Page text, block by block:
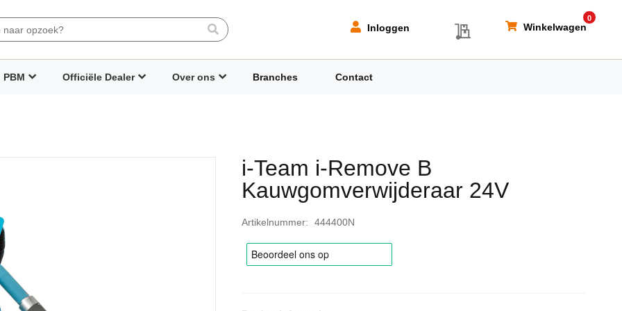
Winkelwagen
0
My Quote
Inloggen
Search
PBM Officiële Dealer Over ons Branches Contact
i-Team i-Remove B
Kauwgomverwijderaar 24V
Artikelnummer 444400N